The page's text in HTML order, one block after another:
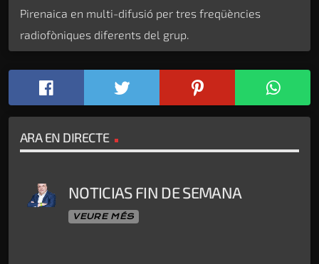
Pirenaica en multi-difusió per tres freqüències
radiofòniques diferents del grup.
ARA EN DIRECTE
NOTICIAS FIN DE SEMANA
VEURE MÉS